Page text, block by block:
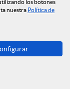
por la
progresivo.
El mejor
los botones
nuestra Política de